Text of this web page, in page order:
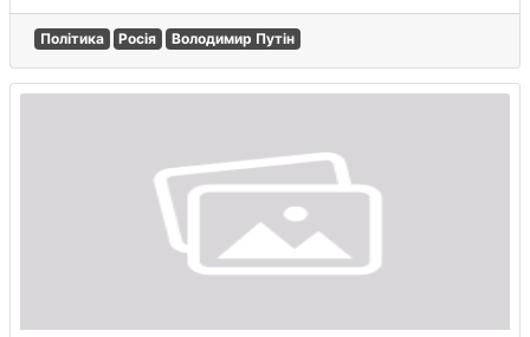
Політика Росія Володимир Путін